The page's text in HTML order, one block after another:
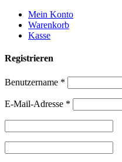
Weiter
zum
Inhalt
Mein Konto
Warenkorb
Kasse
Registrieren
Benutzername *
E-Mail-Adresse *